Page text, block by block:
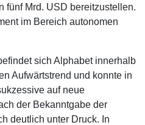
fünf Mrd. USD bereitzustellen.
im Bereich autonomen
sich Alphabet innerhalb
Aufwärtstrend und konnte in
auf neue
der Bekanntgabe der
deutlich unter Druck. In